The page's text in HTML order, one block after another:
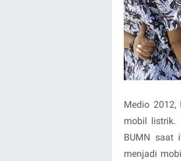
Medio 2012,
mobil listrik.
BUMN saat
menjadi